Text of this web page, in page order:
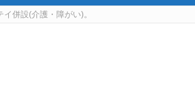
併設(介護・障がい)。